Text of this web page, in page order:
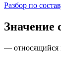
Разбор по
Значение
— относящийся